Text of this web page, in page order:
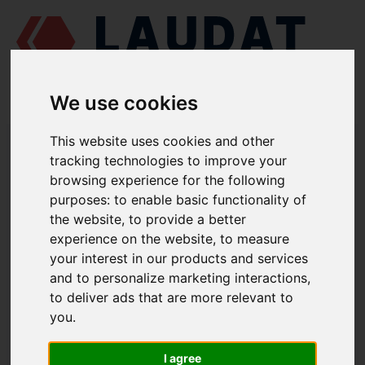
We use cookies
This website uses cookies and other
tracking technologies to improve your
browsing experience for the following
purposes:to enable basic functionality of
the website,to provide a better
experience on the website,to measure
your interest in our products and services
and to personalize marketing interactions,
to deliver ads that are more relevant to
you.
I agree
LAUDAT SUPPLY/MOTORES MARINOS/ MAN L25/30/ JUNTA
LAUDAT SUPPLY
L25/30
CATEGORIA DE BOMBA DE AGUA SALADA
JUNTA
NÚMERO DE PIEZA: 350.07.037